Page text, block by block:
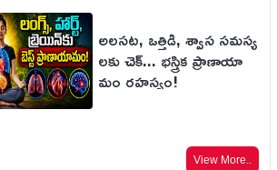
అలసట, ఒత్తిడి, శ్వాస సమస్య
లకు చెక్... భస్త్రిక ప్రాణాయా
మం రహస్యం!
View More..